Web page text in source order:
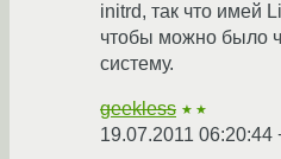
initrd, так что имей
чтобы можно было
систему.
geekless ★★
19.07.2011 06:20:44